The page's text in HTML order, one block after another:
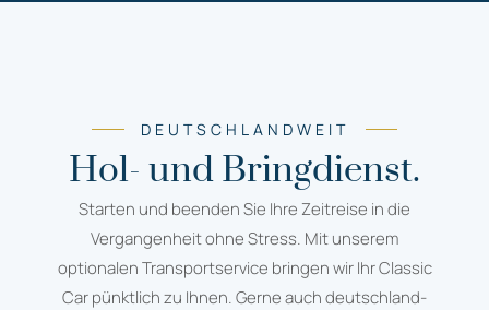
DEUTSCHLANDWEIT
Hol- und Bringdienst.
Starten und beenden Sie Ihre Zeitreise in die
Vergangenheit ohne Stress. Mit unserem
optionalen Transportservice bringen wir Ihr Classic
Car pünktlich zu Ihnen. Gerne auch deutschland-